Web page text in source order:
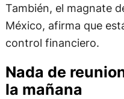
También, el magnate
México, afirma que
control financiero.
Nada de
la mañana